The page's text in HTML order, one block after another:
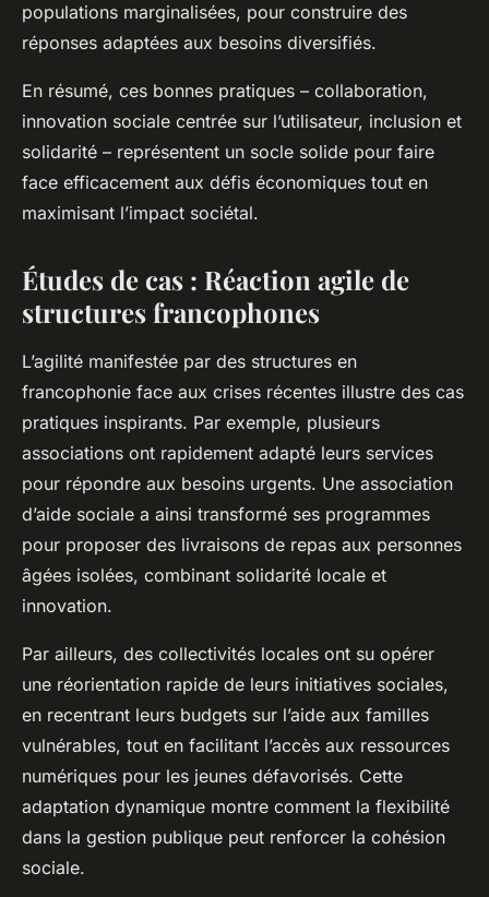
populations marginalisées, pour construire des
réponses adaptées aux besoins diversifiés.
En résumé, ces bonnes pratiques – collaboration,
innovation sociale centrée sur l’utilisateur, inclusion et
solidarité – représentent un socle solide pour faire
face efficacement aux défis économiques tout en
maximisant l’impact sociétal.
Études de cas : Réaction agile de
structures francophones
L’agilité manifestée par des structures en
francophonie face aux crises récentes illustre des cas
pratiques inspirants. Par exemple, plusieurs
associations ont rapidement adapté leurs services
pour répondre aux besoins urgents. Une association
d’aide sociale a ainsi transformé ses programmes
pour proposer des livraisons de repas aux personnes
âgées isolées, combinant solidarité locale et
innovation.
Par ailleurs, des collectivités locales ont su opérer
une réorientation rapide de leurs initiatives sociales,
en recentrant leurs budgets sur l’aide aux familles
vulnérables, tout en facilitant l’accès aux ressources
numériques pour les jeunes défavorisés. Cette
adaptation dynamique montre comment la flexibilité
dans la gestion publique peut renforcer la cohésion
sociale.